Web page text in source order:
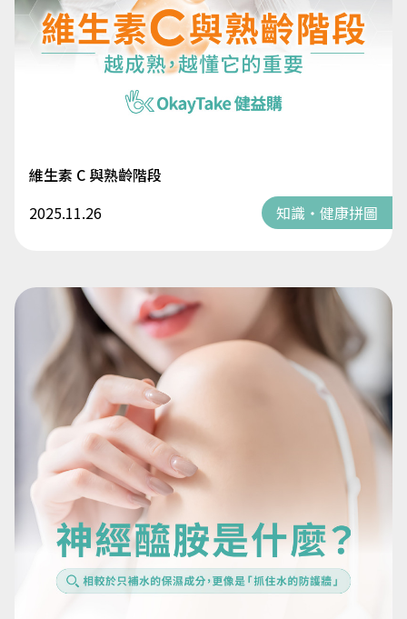
維生素 C 與熟齡階段
2025.11.26
知識・健康拼圖